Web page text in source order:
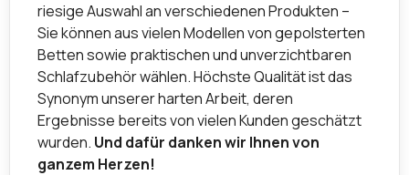
riesige Auswahl an verschiedenen Produkten –
Sie können aus vielen Modellen von gepolsterten
Betten sowie praktischen und unverzichtbaren
Schlafzubehör wählen. Höchste Qualität ist das
Synonym unserer harten Arbeit, deren
Ergebnisse bereits von vielen Kunden geschätzt
wurden. Und dafür danken wir Ihnen von
ganzem Herzen!